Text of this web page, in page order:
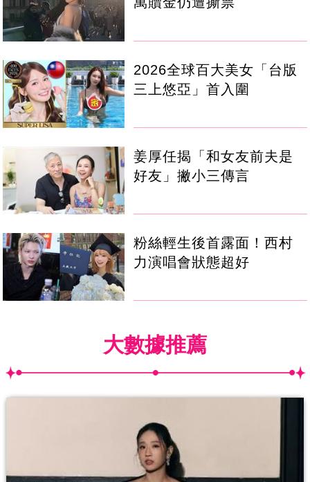
2026全球百大美女「台版
三上悠亞」首入圍
姜厚任揭「和女友前夫是
好友」撇小三傳言
粉絲輕生後首露面！西村
力演唱會狀態超好
大數據推薦